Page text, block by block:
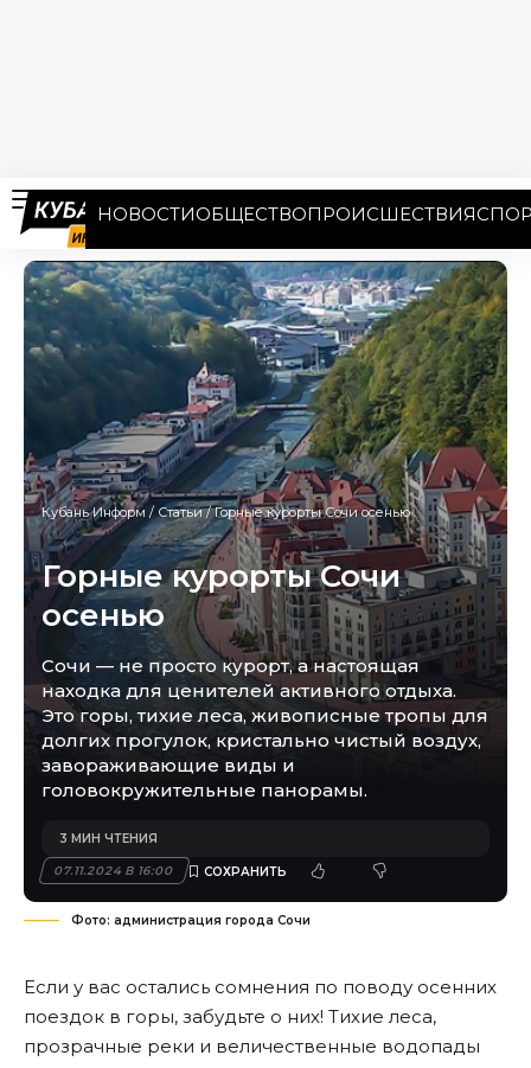
НОВОСТИОБЩЕСТВОПРОИСШЕСТВИЯ
Кубань Информ / Статьи/Горные курорты Сочи осенью
Горные курорты Сочи
осенью
Сочи — не просто курорт, а настоящая
находка для ценителей активного отдыха.
Это горы, тихие леса, живописные тропы для
долгих прогулок, кристально чистый воздух,
завораживающие виды и
головокружительные панорамы.
07.11.2024 В 16:00
3 МИН ЧТЕНИЯ
Фото: администрация города Сочи
Если у вас остались сомнения по поводу осенних
поездок в горы, забудьте о них! Тихие леса,
прозрачные реки и величественные водопады